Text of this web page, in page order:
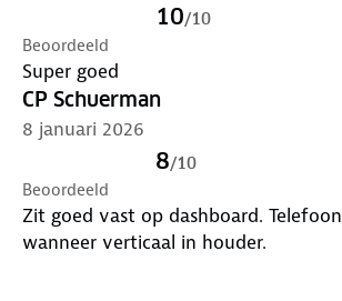
gevonden. Toch hebben we een
bedacht [op een glad vlak bij de
de drager zit vast en is uiteindelijk
10/10
Beoordeeld
Super goed
CP Schuerman
8 januari 2026
8/10
Beoordeeld
Zit goed vast op dashboard.
wanneer verticaal in houder.